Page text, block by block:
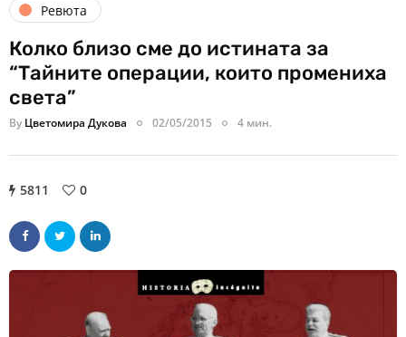
Ревюта
Колко близо сме до истината за
“Тайните операции, които промениха
света”
By Цветомира Дукова 02/05/2015 4 мин.
5811 0